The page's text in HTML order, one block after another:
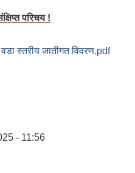
परिचय !
वडा स्तरीय जातीगत विवरण.pdf
- 11:56